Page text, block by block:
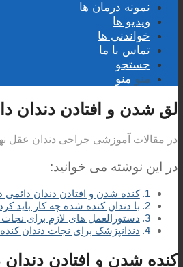
نمونه درمان ها
ویدیو ها
خواندنی ها
تماس با ما
جستجو
منو منو
لق شدن و افتادن دندان
در مقالات آموزشی جراحی دندان عقل
در این نوشته می خوانید:
کنده شدن و افتادن دندان دائمی
با دندان کنده شده چه کار باید
دستورالعمل های لازم برای
دندانپزشک برای نجات دندان
کنده شدن و افتادن دندان